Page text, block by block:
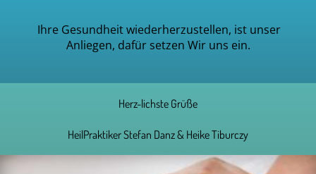
Ihre Gesundheit wiederherzustellen, ist unser
Anliegen, dafür setzen Wir uns ein.
Herz-lichste Grüße
HeilPraktiker Stefan Danz & Heike Tiburczy